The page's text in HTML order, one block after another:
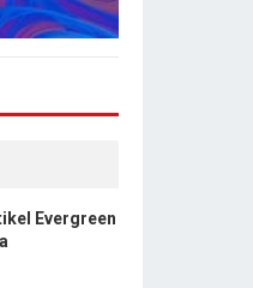
Evergreen